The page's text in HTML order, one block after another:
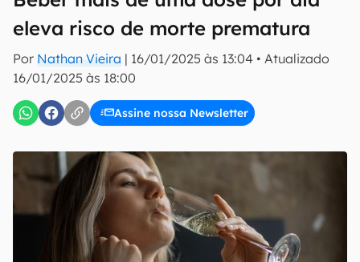
eleva risco de morte prematura
Por Nathan Vieira | 16/01/2025 às 13:04 • Atualizado
16/01/2025 às 18:00
Assine nossa Newsletter
E-mail
Uso e Política de Privacidade do Canaltech.